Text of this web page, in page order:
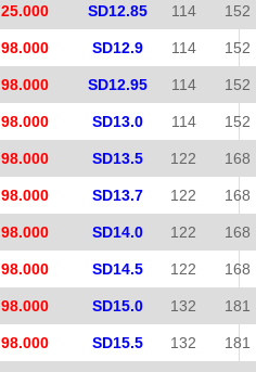
25.000 SD12.85 114 152
98.000 SD12.9 114 152
98.000 SD12.95 114 152
98.000 SD13.0 114 152
98.000 SD13.5 122 168
98.000 SD13.7 122 168
98.000 SD14.0 122 168
98.000 SD14.5 122 168
98.000 SD15.0 132 181
98.000 SD15.5 132 181